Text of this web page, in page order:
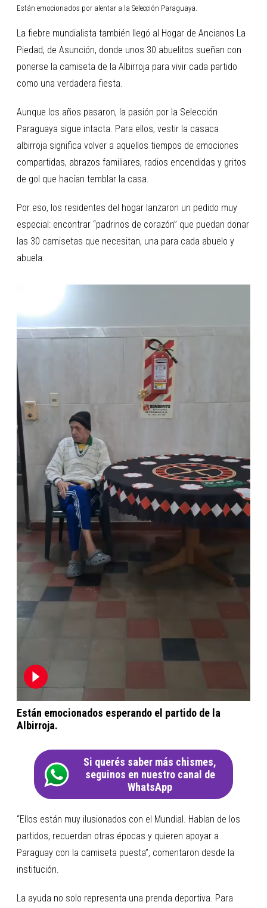
Están emocionados por alentar a la Selección Paraguaya.
La fiebre mundialista también llegó al Hogar de Ancianos La
Piedad, de Asunción, donde unos 30 abuelitos sueñan con
ponerse la camiseta de la Albirroja para vivir cada partido
como una verdadera fiesta.
Aunque los años pasaron, la pasión por la Selección
Paraguaya sigue intacta. Para ellos, vestir la casaca
albirroja significa volver a aquellos tiempos de emociones
compartidas, abrazos familiares, radios encendidas y gritos
de gol que hacían temblar la casa.
Por eso, los residentes del hogar lanzaron un pedido muy
especial: encontrar “padrinos de corazón” que puedan donar
las 30 camisetas que necesitan, una para cada abuelo y
abuela.
Están emocionados esperando el partido de la
Albirroja.
Si querés saber más chismes,
seguinos en nuestro canal de
WhatsApp
“Ellos están muy ilusionados con el Mundial. Hablan de los
partidos, recuerdan otras épocas y quieren apoyar a
Paraguay con la camiseta puesta”, comentaron desde la
institución.
La ayuda no solo representa una prenda deportiva. Para